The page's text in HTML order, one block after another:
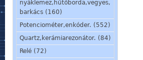
nyáklemez,hűtőborda,vegyes,
barkács (160)
Potenciométer,enkóder. (552)
Quartz,kerámiarezonátor. (84)
Relé (72)